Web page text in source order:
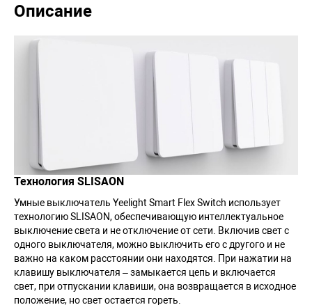
Описание
Технология SLISAON
Умные выключатель Yeelight Smart Flex Switch использует
технологию SLISAON, обеспечивающую интеллектуальное
выключение света и не отключение от сети. Включив свет с
одного выключателя, можно выключить его с другого и не
важно на каком расстоянии они находятся. При нажатии на
клавишу выключателя – замыкается цепь и включается
свет, при отпускании клавиши, она возвращается в исходное
положение, но свет остается гореть.